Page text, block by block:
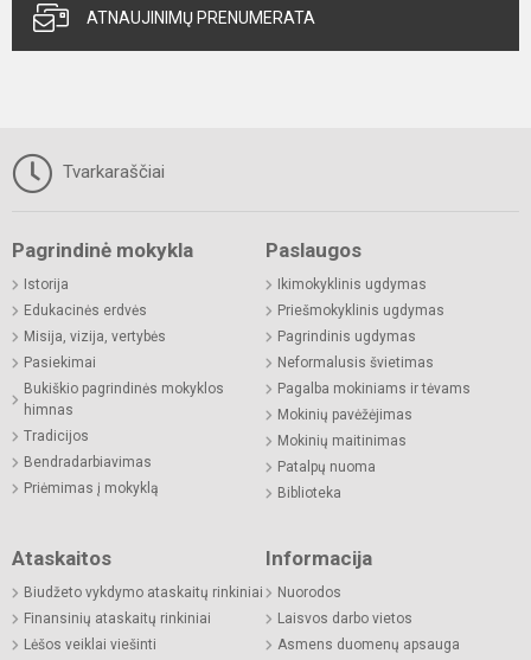
ATNAUJINIMŲ PRENUMERATA
Tvarkaraščiai
Pagrindinė mokykla
Istorija
Edukacinės erdvės
Misija, vizija, vertybės
Pasiekimai
Bukiškio pagrindinės mokyklos
himnas
Tradicijos
Bendradarbiavimas
Priėmimas į mokyklą
Paslaugos
Ikimokyklinis ugdymas
Priešmokyklinis ugdymas
Pagrindinis ugdymas
Neformalusis švietimas
Pagalba mokiniams ir tėvams
Mokinių pavėžėjimas
Mokinių maitinimas
Patalpų nuoma
Biblioteka
Ataskaitos
Biudžeto vykdymo ataskaitų rinkiniai
Finansinių ataskaitų rinkiniai
Lėšos veiklai viešinti
Informacija
Nuorodos
Laisvos darbo vietos
Asmens duomenų apsauga